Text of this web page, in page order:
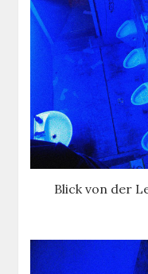
Blick von der